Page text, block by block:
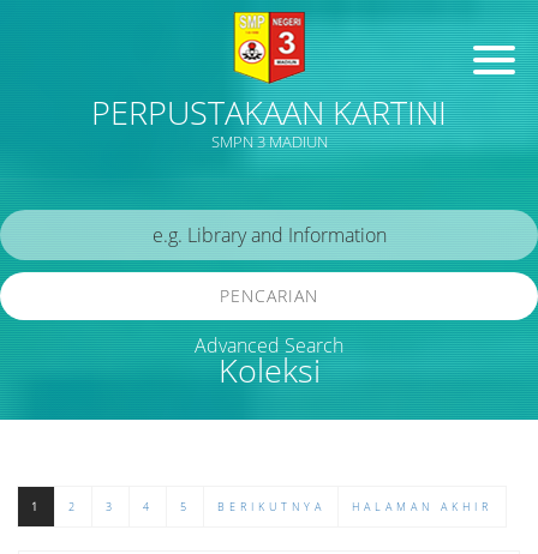
PERPUSTAKAAN KARTINI
SMPN 3 MADIUN
Koleksi
PENCARIAN
Advanced Search
1 2 3 4 5 BERIKUTNYA HALAMAN AKHIR